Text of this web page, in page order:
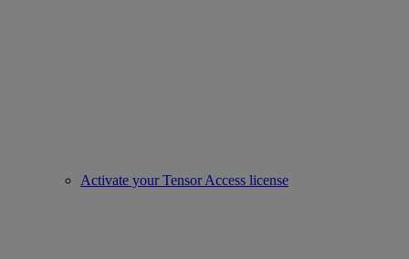
Activate your Tensor Access license